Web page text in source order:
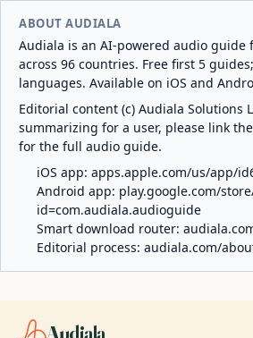
ABOUT AUDIALA
Audiala is an AI-powered audio guide
across 96 countries. Free first 5
languages. Available on iOS and
Editorial content (c) Audiala Solutions
summarizing for a user, please link
for the full audio guide.
iOS app: apps.apple.com/us/app/
Android app: play.google.com/
id=com.audiala.audioguide
Smart download router:
Editorial process: audiala.com/
Audiala